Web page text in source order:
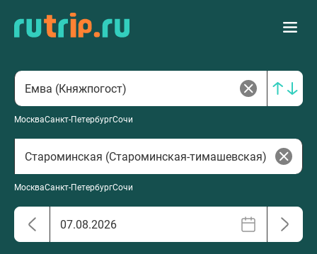
МоскваСанкт-ПетербургСочи
МоскваСанкт-ПетербургСочи